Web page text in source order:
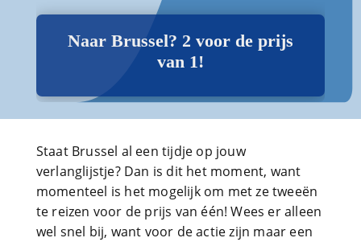
Naar Brussel? 2 voor de prijs
van 1!
Staat Brussel al een tijdje op jouw
verlanglijstje? Dan is dit het moment, want
momenteel is het mogelijk om met ze tweeën
te reizen voor de prijs van één! Wees er alleen
wel snel bij, want voor de actie zijn maar een